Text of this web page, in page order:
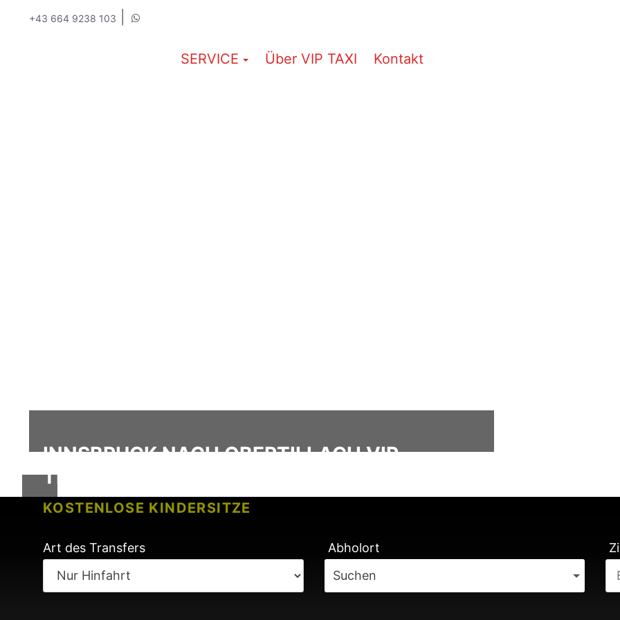
+43 664 9238 103
SERVICE Über VIP TAXI Kontakt
KOSTENLOSE KINDERSITZE
KEINE GEBÜHREN BEI FLUGVERSPÄTUNG
Art des Transfers
Abholort
Suchen
INNSBRUCK NACH OBERTILLACH VIP
TRANSFER